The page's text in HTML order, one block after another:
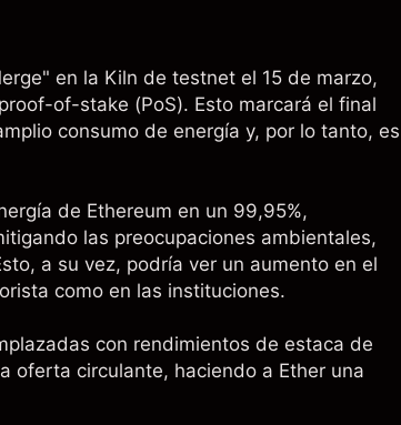
en la Kiln de testnet el 15 de marzo,
of-stake (PoS). Esto marcará el final
consumo de energía y, por lo tanto, es
de Ethereum en un 99,95%,
las preocupaciones ambientales,
a su vez, podría ver un aumento en el
como en las instituciones.
con rendimientos de estaca de
oferta circulante, haciendo a Ether una